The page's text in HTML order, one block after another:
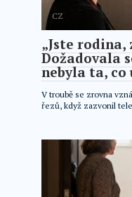
CZ
„Jste
Dožadovala
nebyla ta, co
V troubě se zrovna
řezů, když zazvonil